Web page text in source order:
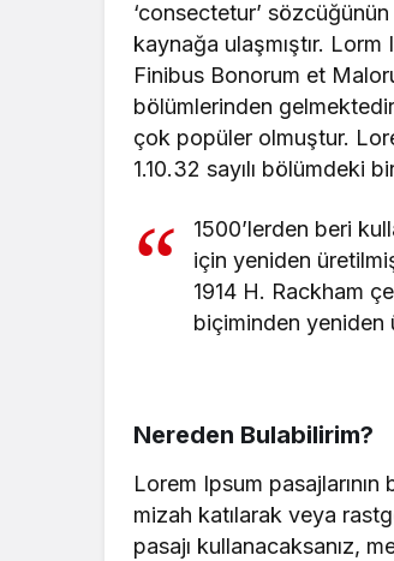
‘consectetur’
kaynağa ulaşmıştır.
Finibus Bonorum et
bölümlerinden
çok popüler olmuştur.
1.10.32 sayılı bölümdeki
1500’lerden beri
için yeniden
1914 H. Rackham
biçiminden yeniden
Nereden Bulabilirim?
Lorem Ipsum
mizah katılarak veya
pasajı kullanacaksanız,